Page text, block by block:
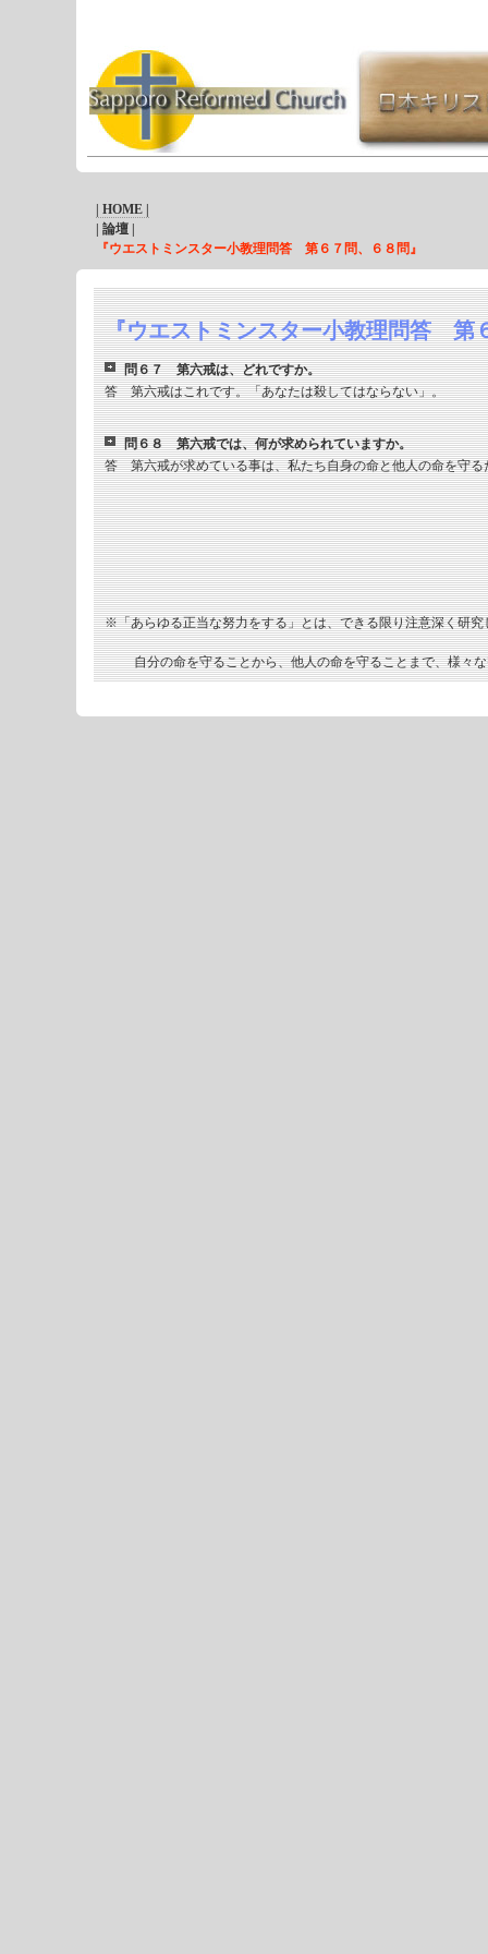
| HOME |
| 論壇 |
『ウエストミンスター小教理問答 第６７問、６８問』
『ウエストミンスター小教理問答 第
問６７ 第六戒は、どれですか。
答 第六戒はこれです。「あなたは殺してはならない」。
問６８ 第六戒では、何が求められていますか。
答 第六戒が求めている事は、私たち自身の命と他人の命を守
※「あらゆる正当な努力をする」とは、できる限り注意深く研
自分の命を守ることから、他人の命を守ることまで、様々な